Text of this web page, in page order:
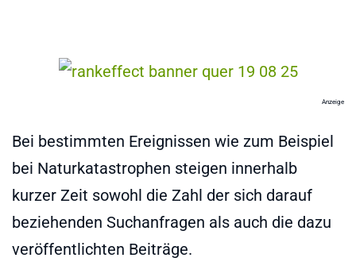
Anzeige
Bei bestimmten Ereignissen wie zum Beispiel
bei Naturkatastrophen steigen innerhalb
kurzer Zeit sowohl die Zahl der sich darauf
beziehenden Suchanfragen als auch die dazu
veröffentlichten Beiträge.